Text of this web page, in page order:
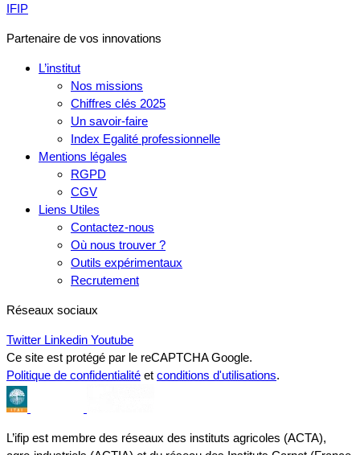
IFIP
Partenaire de vos innovations
L’institut
Nos missions
Chiffres clés 2025
Un savoir-faire
Index Egalité professionnelle
Mentions légales
RGPD
CGV
Liens Utiles
Contactez-nous
Où nous trouver ?
Outils expérimentaux
Recrutement
Réseaux sociaux
Twitter Linkedin Youtube
Ce site est protégé par le reCAPTCHA Google.
Politique de confidentialité et conditions d'utilisations.
L’ifip est membre des réseaux des instituts agricoles (ACTA),